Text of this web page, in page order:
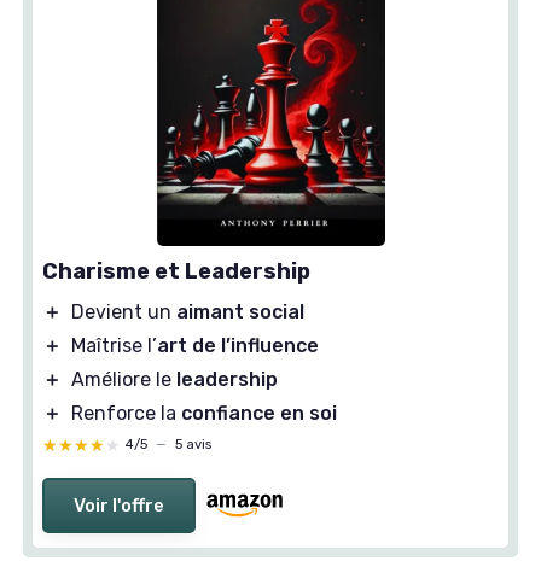
Charisme et Leadership
＋ Devient un aimant social
＋
Maîtrise l’art de l’influence
＋ Améliore le leadership
＋
Renforce la confiance en soi
★★★★★
★★★★★ 4/5 — 5 avis
Voir l'offre